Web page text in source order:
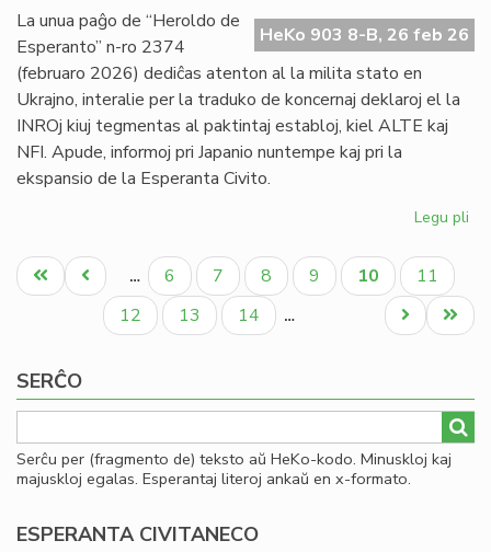
la
HeKo 903 8-B, 26 feb 26
La unua paĝo de “Heroldo de
Esperanto” n-ro 2374
(februaro 2026) dediĉas atenton al la milita stato en
Ukrajno, interalie per la traduko de koncernaj deklaroj el la
INROj kiuj tegmentas al paktintaj establoj, kiel ALTE kaj
NFI. Apude, informoj pri Japanio nuntempe kaj pri la
ekspansio de la Esperanta Civito.
Legu pli
en
la
Pagination
Unua
paĝo
Antaŭa
paĝo
… Paĝo
6 Paĝo
7 Paĝo
8 Paĝo
9
Aktuala
paĝo
10 Paĝo
11
Paĝo
12 Paĝo
13 Paĝo
14 …
Last
page
Next
page
SERĈO
Serĉu per (fragmento de) teksto aŭ HeKo-kodo. Minuskloj kaj
majuskloj egalas. Esperantaj literoj ankaŭ en x-formato.
ESPERANTA CIVITANECO